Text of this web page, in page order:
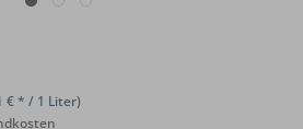
€ * / 1 Liter)